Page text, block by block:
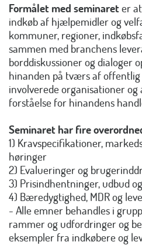
Formålet med seminareter
indkøb af hjælpemidler og
kommuner, regioner,
sammen med branchens
borddiskussioner og dialoger
hinanden på tværs af
involverede organisationer
forståelse for hinandens
Seminaret har fire
1) Kravspecifikationer,
høringer
2) Evalueringer og
3) Prisindhentninger, udbud
4) Bæredygtighed, MDR og
- Alle emner behandles i
rammer og udfordringer og
eksempler fra indkøbere og